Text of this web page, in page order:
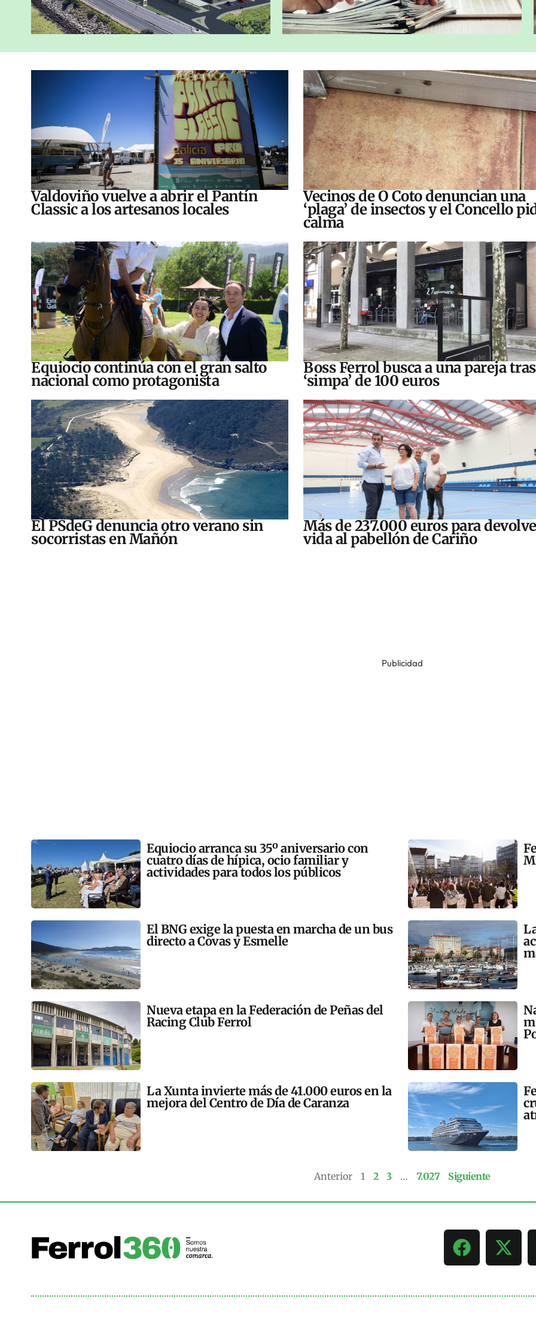
Valdoviño vuelve a abrir el Pantín
Classic a los artesanos locales
Vecinos de O Coto denuncian una
‘plaga’ de insectos y el Concello
calma
Equiocio continúa con el gran salto
nacional como protagonista
Boss Ferrol busca a una pareja
‘simpa’ de 100 euros
El PSdeG denuncia otro verano sin
socorristas en Mañón
Más de 237.000 euros para
vida al pabellón de Cariño
Publicidad
Equiocio arranca su 35º aniversario con
cuatro días de hípica, ocio familiar y
actividades para todos los públicos
El BNG exige la puesta en marcha de un bus
directo a Covas y Esmelle
Nueva etapa en la Federación de Peñas del
Racing Club Ferrol
La Xunta invierte más de 41.000 euros en la
mejora del Centro de Día de Caranza
Anterior 1 2 3 … 7.027 Siguiente